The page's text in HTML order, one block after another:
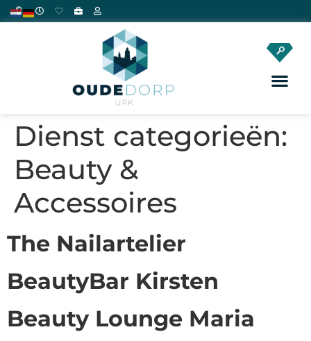
Dienst categorieën:
Beauty &
Accessoires
The Nailartelier
BeautyBar Kirsten
Beauty Lounge Maria